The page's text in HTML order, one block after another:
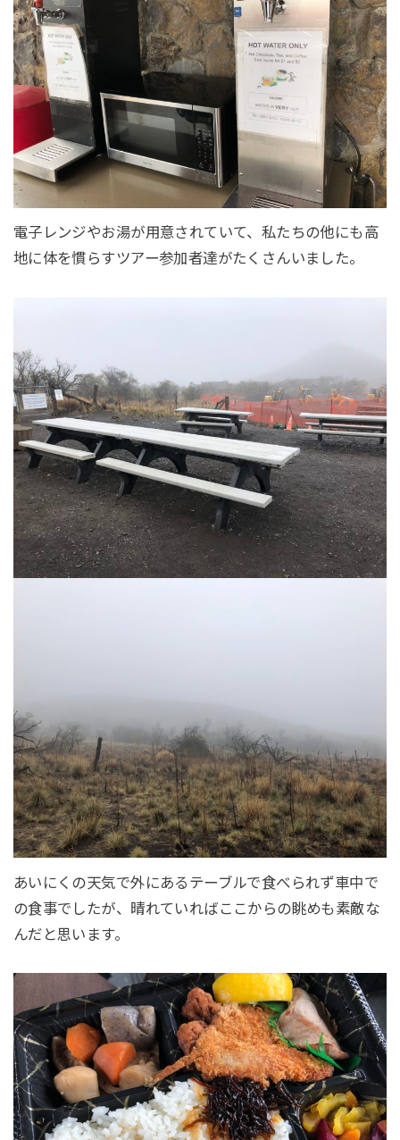
電子レンジやお湯が用意されていて、私たちの他にも高
地に体を慣らすツアー参加者達がたくさんいました。
あいにくの天気で外にあるテーブルで食べられず車中で
の食事でしたが、晴れていればここからの眺めも素敵な
んだと思います。